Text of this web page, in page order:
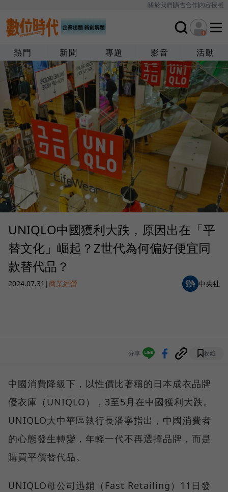
關於我們廣告合作內容授權
熱門 新聞 專題 影音 活動
UNIQLO中國獲利大跌，原因出在「平
替文化」崛起？Z世代為何偏好便宜同
款替代品？
2024.07.31 |商業經營 中央社
分享 收藏
中國消費降級下，以性價比著稱的日本成衣品牌
優衣庫（UNIQLO），3至5月在中國獲利大跌。
UNIQLO大中華區執行長潘寧指出，中國消費者
的心態發生轉變，年輕一代不再選擇品牌，而是
購買平價替代品。
UNIQLO母公司迅銷（Fast Retailing）11日發